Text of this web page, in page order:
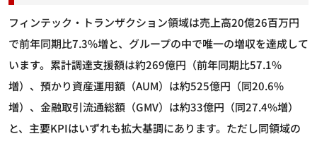
フィンテック・トランザクション領域は売上高20億26百万円
で前年同期比7.3%増と、グループの中で唯一の増収を達成して
います。累計調達支援額は約269億円（前年同期比57.1%
増）、預かり資産運用額（AUM）は約525億円（同20.6%
増）、金融取引流通総額（GMV）は約33億円（同27.4%増）
と、主要KPIはいずれも拡大基調にあります。ただし同領域の